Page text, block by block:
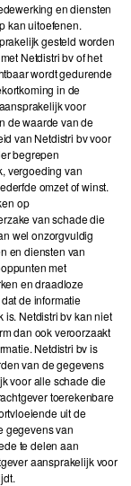
en diensten
kan uitoefenen.
gesteld worden
Netdistri bv of het
wordt gedurende
in de
voor
de waarde van de
van Netdistri bv voor
begrepen
vergoeding van
omzet of winst.
op
van schade die
wel onzorgvuldig
en diensten van
met
en draadloze
de informatie
is. Netdistri bv kan niet
dan ook veroorzaakt
Netdistri bv is
van de gegevens
voor alle schade die
toerekenbare
uit de
gegevens van
te delen aan
aansprakelijk voor